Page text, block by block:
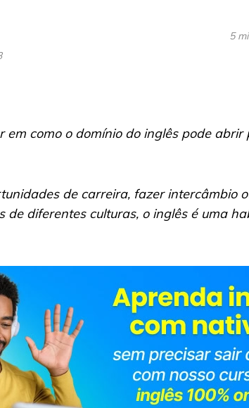
5
em como o domínio do inglês pode
de carreira, fazer intercâmbio
de diferentes culturas, o inglês é uma